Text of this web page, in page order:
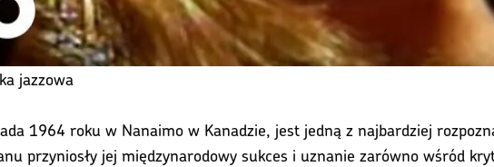
jazzowa
1964 roku w Nanaimo w Kanadzie, jest jedną z najbardziej
przyniosły jej międzynarodowy sukces i uznanie zarówno wśród